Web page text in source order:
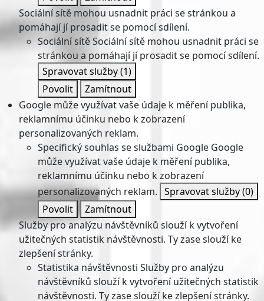
Sociální sítě mohou usnadnit práci se stránkou a
pomáhají jí prosadit se pomocí sdílení.
Sociální sítěSociální sítě mohou usnadnit práci se
stránkou a pomáhají jí prosadit se pomocí sdílení.
Spravovat služby(1)
Povolit
Zamítnout
Google může využívat vaše údaje k měření publika,
reklamnímu účinku nebo k zobrazení
personalizovaných reklam.
Specifický souhlas se službami Google Google
může využívat vaše údaje k měření publika,
reklamnímu účinku nebo k zobrazení
personalizovaných reklam. Spravovat služby(0)
Povolit
Zamítnout
Služby pro analýzu návštěvníků slouží k vytvoření
užitečných statistik návštěvnosti. Ty zase slouží ke
zlepšení stránky.
Statistika návštěvnosti Služby pro analýzu
návštěvníků slouží k vytvoření užitečných statistik
návštěvnosti. Ty zase slouží ke zlepšení stránky.